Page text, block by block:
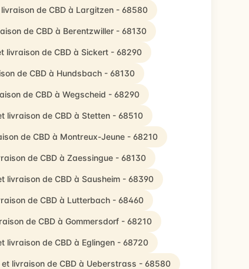
de CBD à Largitzen - 68580
de CBD à Berentzwiller - 68130
livraison de CBD à Sickert - 68290
de CBD à Hundsbach - 68130
de CBD à Wegscheid - 68290
livraison de CBD à Stetten - 68510
de CBD à Montreux-Jeune - 68210
de CBD à Zaessingue - 68130
livraison de CBD à Sausheim - 68390
de CBD à Lutterbach - 68460
de CBD à Gommersdorf - 68210
livraison de CBD à Eglingen - 68720
livraison de CBD à Ueberstrass - 68580